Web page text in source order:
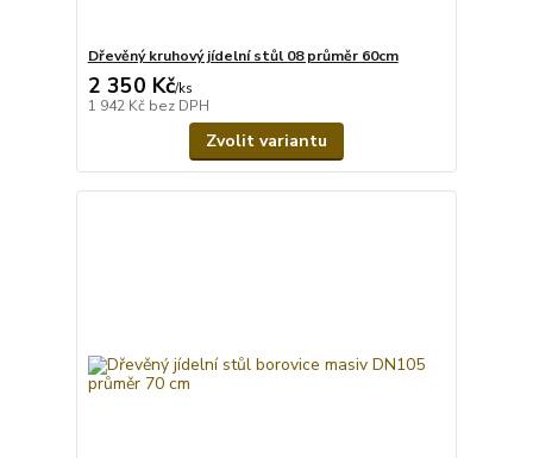
Dřevěný kruhový jídelní stůl 08 průměr 60cm
2 350 Kč/ks
1 942 Kč bez DPH
Zvolit variantu